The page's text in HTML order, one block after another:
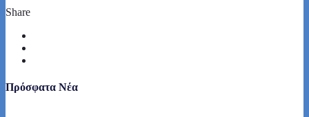
Share
Πρόσφατα Νέα